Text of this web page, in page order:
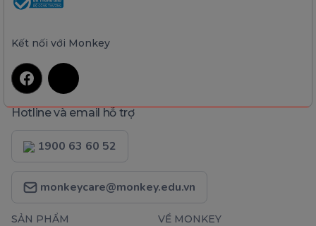
Kết nối với Monkey
Hotline và email hỗ trợ
1900 63 60 52
monkeycare@monkey.edu.vn
SẢN PHẨM VỀ MONKEY